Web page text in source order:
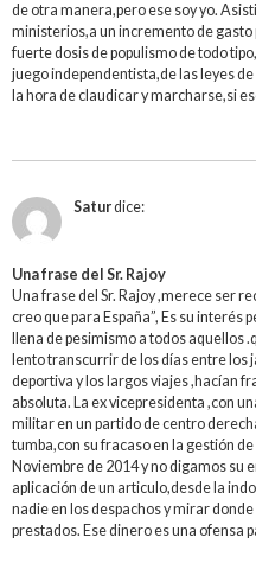
de otra manera,pero ese soy yo.
ministerios,a un incremento de gasto
fuerte dosis de populismo de todo
juego independentista,de las leyes
la hora de claudicar y marcharse,si
Saturdice:
Una frase del Sr. Rajoy
Una frase del Sr. Rajoy ,merece ser
creo que para España”, Es su interés
llena de pesimismo a todos aquellos
lento transcurrir de los días entre los
deportiva y los largos viajes ,hacían
absoluta. La ex vicepresidenta ,con
militar en un partido de centro
tumba,con su fracaso en la gestión
Noviembre de 2014 y no digamos su
aplicación de un articulo,desde la
nadie en los despachos y mirar
prestados. Ese dinero es una ofensa